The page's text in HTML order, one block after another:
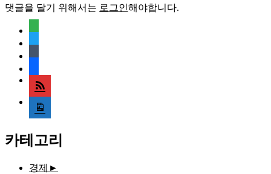
댓글을 달기 위해서는 로그인해야합니다.
rss
media-
document
카테고리
경제 ►